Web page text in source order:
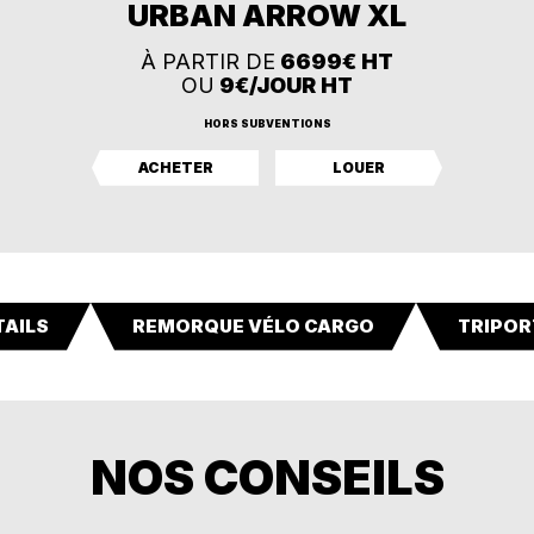
URBAN ARROW XL
À PARTIR DE 6699€ HT
OU 9€/JOUR HT
HORS SUBVENTIONS
ACHETER LOUER
REMORQUE VÉLO CARGO
NOS CONSEILS